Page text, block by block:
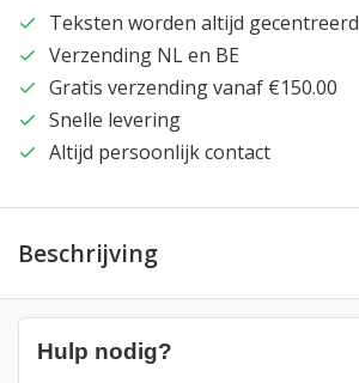
Teksten worden altijd gecentreerd
Verzending NL en BE
Gratis verzending vanaf €150.00
Snelle levering
Altijd persoonlijk contact
Beschrijving
Hulp nodig?